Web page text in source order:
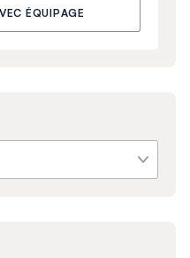
ÉQUIPAGE